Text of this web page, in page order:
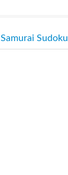
Samurai Sudoku